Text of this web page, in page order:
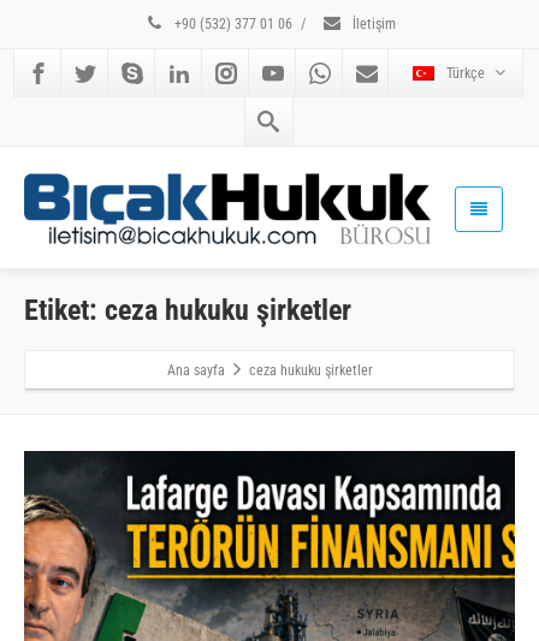
+90 (532) 377 01 06 / İletişim
Türkçe
Etiket: ceza hukuku şirketler
Ana sayfa ceza hukuku şirketler